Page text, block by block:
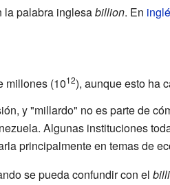
la palabra inglesabillion. En
millones (1012), aunque esto ha
y "millardo" no es parte de
Algunas instituciones
principalmente en temas de
se pueda confundir con el